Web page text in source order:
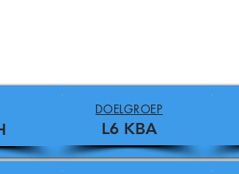
DOELGROEP
L6 KBA